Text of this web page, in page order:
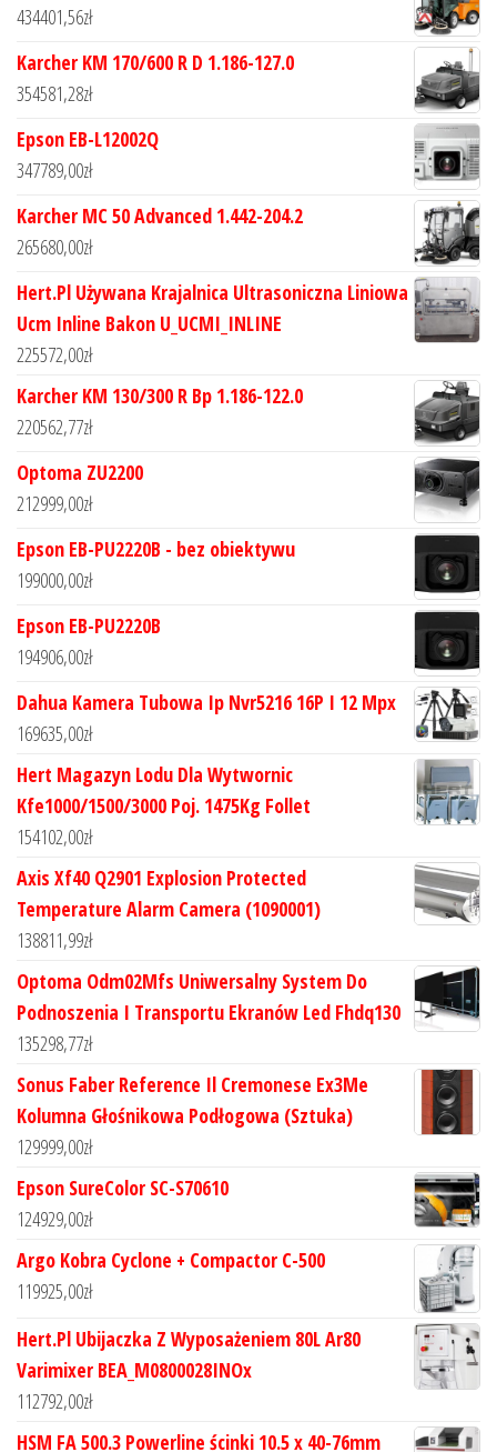
434401,56zł
Karcher KM 170/600 R D 1.186-127.0
354581,28zł
Epson EB-L12002Q
347789,00zł
Karcher MC 50 Advanced 1.442-204.2
265680,00zł
Hert.Pl Używana Krajalnica Ultrasoniczna Liniowa
Ucm Inline Bakon U_UCMI_INLINE
225572,00zł
Karcher KM 130/300 R Bp 1.186-122.0
220562,77zł
Optoma ZU2200
212999,00zł
Epson EB-PU2220B - bez obiektywu
199000,00zł
Epson EB-PU2220B
194906,00zł
Dahua Kamera Tubowa Ip Nvr5216 16P I 12 Mpx
169635,00zł
Hert Magazyn Lodu Dla Wytwornic
Kfe1000/1500/3000 Poj. 1475Kg Follet
154102,00zł
Axis Xf40 Q2901 Explosion Protected
Temperature Alarm Camera (1090001)
138811,99zł
Optoma Odm02Mfs Uniwersalny System Do
Podnoszenia I Transportu Ekranów Led Fhdq130
135298,77zł
Sonus Faber Reference Il Cremonese Ex3Me
Kolumna Głośnikowa Podłogowa (Sztuka)
129999,00zł
Epson SureColor SC-S70610
124929,00zł
Argo Kobra Cyclone + Compactor C-500
119925,00zł
Hert.Pl Ubijaczka Z Wyposażeniem 80L Ar80
Varimixer BEA_M0800028INOx
112792,00zł
HSM FA 500.3 Powerline ścinki 10.5 x 40-76mm